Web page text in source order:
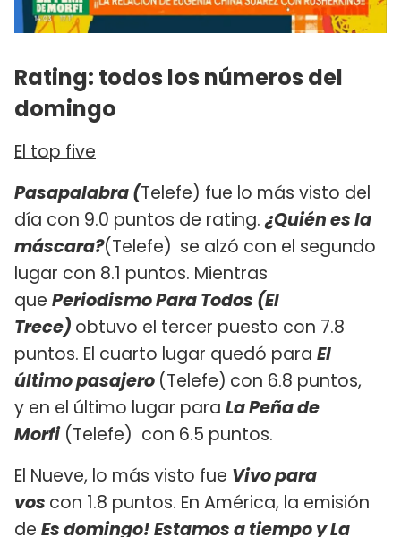
Rating: todos los números del
domingo
El top five
Pasapalabra (Telefe) fue lo más visto del
día con 9.0 puntos de rating.¿Quién es la
máscara?(Telefe) se alzó con el segundo
lugar con 8.1 puntos. Mientras
que Periodismo Para Todos (El
Trece) obtuvo el tercer puesto con 7.8
puntos. El cuarto lugar quedó para El
último pasajero (Telefe) con 6.8 puntos,
y en el último lugar para La Peña de
Morfi(Telefe) con 6.5 puntos.
El Nueve, lo más visto fue Vivo para
vos con 1.8 puntos. En América, la emisión
de Es domingo! Estamos a tiempo y La